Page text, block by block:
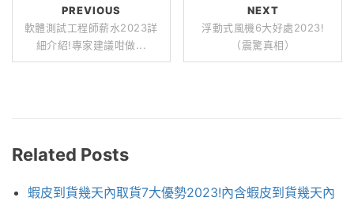
PREVIOUS
軟體測試工程師薪水2023詳
細介紹!專家建議咁做...
NEXT
浮動式風機6大好處2023!
（震驚真相）
Related Posts
蝦皮到貨幾天內取貨7大優勢2023!內含蝦皮到貨幾天內